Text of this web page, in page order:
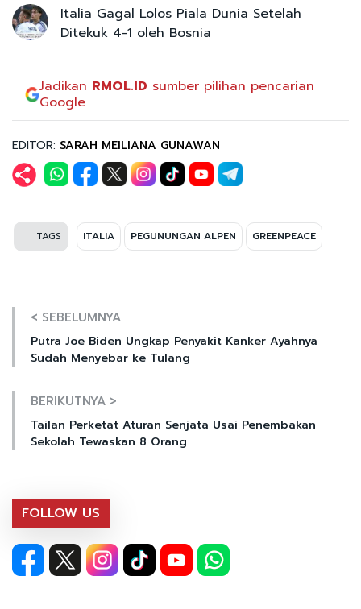
Italia Gagal Lolos Piala Dunia Setelah
Ditekuk 4-1 oleh Bosnia
Jadikan RMOL.ID sumber pilihan pencarian
Google
EDITOR: SARAH MEILIANA GUNAWAN
TAGS ITALIA PEGUNUNGAN ALPEN GREENPEACE
< SEBELUMNYA
Putra Joe Biden Ungkap Penyakit Kanker Ayahnya
Sudah Menyebar ke Tulang
BERIKUTNYA >
Tailan Perketat Aturan Senjata Usai Penembakan
Sekolah Tewaskan 8 Orang
FOLLOW US